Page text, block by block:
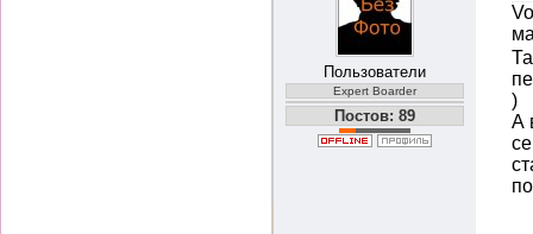
Пользователи
Expert Boarder
Постов: 89
)
А